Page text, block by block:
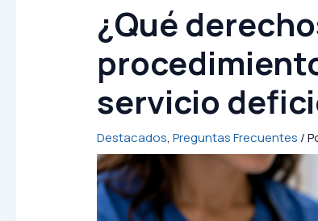
¿Qué
servicio
Destacados,Preguntas Frecuentes /